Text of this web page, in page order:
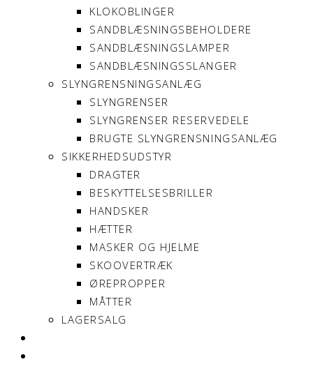
KLOKOBLINGER
SANDBLÆSNINGSBEHOLDERE
SANDBLÆSNINGSLAMPER
SANDBLÆSNINGSSLANGER
SLYNGRENSNINGSANLÆG
SLYNGRENSER
SLYNGRENSER RESERVEDELE
BRUGTE SLYNGRENSNINGSANLÆG
SIKKERHEDSUDSTYR
DRAGTER
BESKYTTELSESBRILLER
HANDSKER
HÆTTER
MASKER OG HJELME
SKOOVERTRÆK
ØREPROPPER
MÅTTER
LAGERSALG